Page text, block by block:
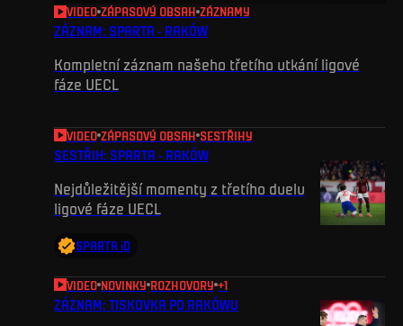
VIDEO ZÁPASOVÝ OBSAH ZÁZNAMY
ZÁZNAM: SPARTA - RAKÓW
Kompletní záznam našeho třetího utkání ligové
fáze UECL
VIDEO ZÁPASOVÝ OBSAH SESTŘIHY
SESTŘIH: SPARTA - RAKÓW
Nejdůležitější momenty z třetího duelu
ligové fáze UECL
SPARTA iD
VIDEO NOVINKY ROZHOVORY +1
ZÁZNAM: TISKOVKA PO RAKÓWU